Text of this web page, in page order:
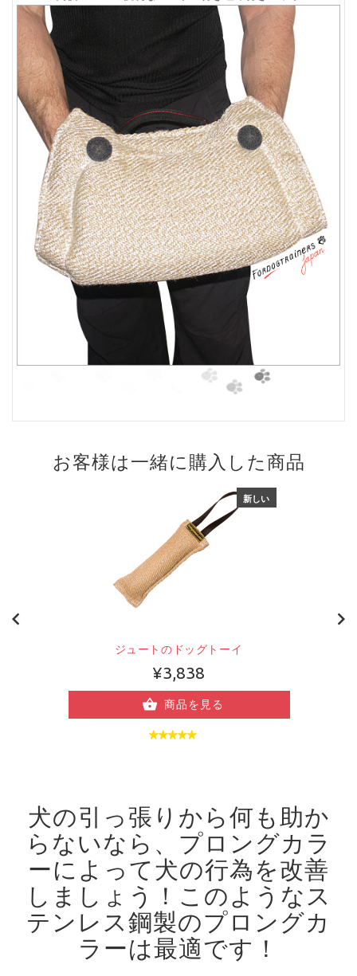
お客様は一緒に購入した商品
新しい
ジュートのドッグトーイ
¥3,838
商品を見る
犬の引っ張りから何も助か
らないなら、プロングカラ
ーによって犬の行為を改善
しましょう！ このようなス
テンレス鋼製のプロングカ
ラーは最適です！